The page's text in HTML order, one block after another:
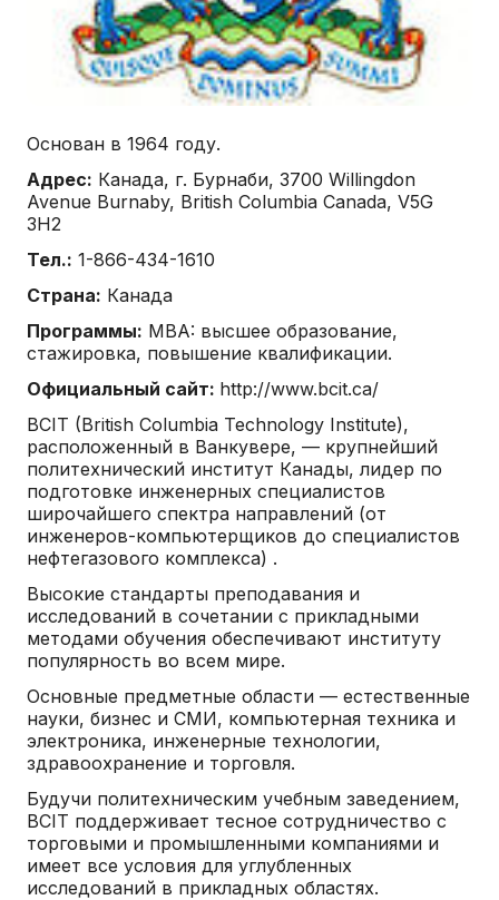
Основан в 1964 году.
Адрес: Канада, г. Бурнаби, 3700 Willingdon
Avenue Burnaby, British Columbia Canada, V5G
3H2
Тел.: 1-866-434-1610
Страна: Канада
Программы: MBA: высшее образование,
стажировка, повышение квалификации.
Официальный сайт: http://www.bcit.ca/
BCIT (British Columbia Technology Institute),
расположенный в Ванкувере, — крупнейший
политехнический институт Канады, лидер по
подготовке инженерных специалистов
широчайшего спектра направлений (от
инженеров-компьютерщиков до специалистов
нефтегазового комплекса) .
Высокие стандарты преподавания и
исследований в сочетании с прикладными
методами обучения обеспечивают институту
популярность во всем мире.
Основные предметные области — естественные
науки, бизнес и СМИ, компьютерная техника и
электроника, инженерные технологии,
здравоохранение и торговля.
Будучи политехническим учебным заведением,
BCIT поддерживает тесное сотрудничество с
торговыми и промышленными компаниями и
имеет все условия для углубленных
исследований в прикладных областях.